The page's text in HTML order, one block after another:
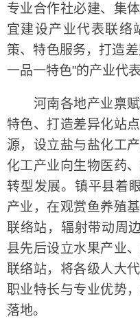
专业合作社必建、集
宜建设产业代表联络
策、特色服务，打造
一品一特色”的产业代
河南各地产业禀赋
特色、打造差异化站
源，设立盐与盐化工
化工产业向生物医药
转型发展。镇平县着
产业，在观赏鱼养殖
联络站，辐射带动周
县先后设立水果产业
联络站，将各级人大
职业特长与专业优势
落地。